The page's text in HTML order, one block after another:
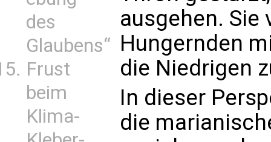
des
Glaubens“
Frust
beim
Klima-
ausgehen. Sie
Hungernden
die Niedrigen
In dieser
die